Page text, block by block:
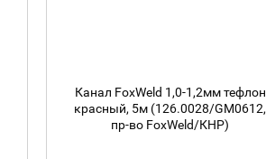
Канал FoxWeld 1,0-1,2мм тефлон
красный, 5м (126.0028/GM0612,
пр-во FoxWeld/КНР)